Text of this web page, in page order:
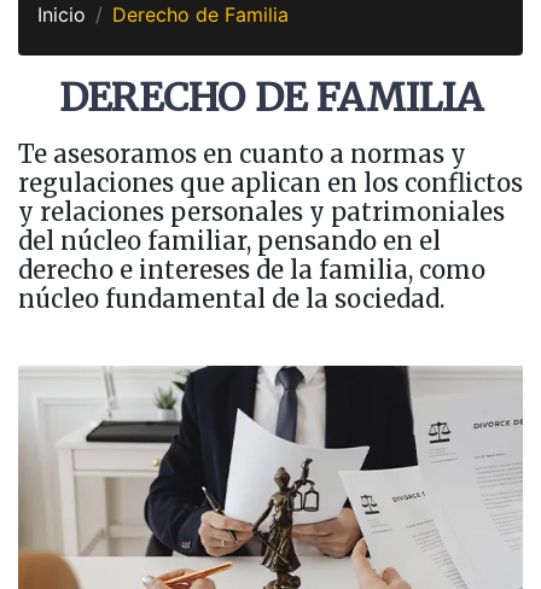
Inicio Derecho de Familia
DERECHO DE FAMILIA
Te asesoramos en cuanto a normas y
regulaciones que aplican en los conflictos
y relaciones personales y patrimoniales
del núcleo familiar, pensando en el
derecho e intereses de la familia, como
núcleo fundamental de la sociedad.